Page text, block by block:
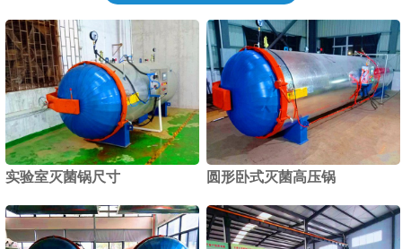
实验室灭菌锅尺寸 圆形卧式灭菌高压锅